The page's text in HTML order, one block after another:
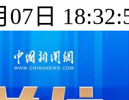
07日